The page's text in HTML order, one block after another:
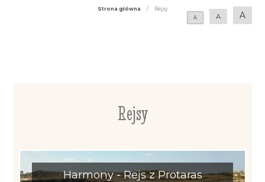
Strona główna /
Rejsy
A
A A
Rejsy
Harmony - Rejs z Protaras